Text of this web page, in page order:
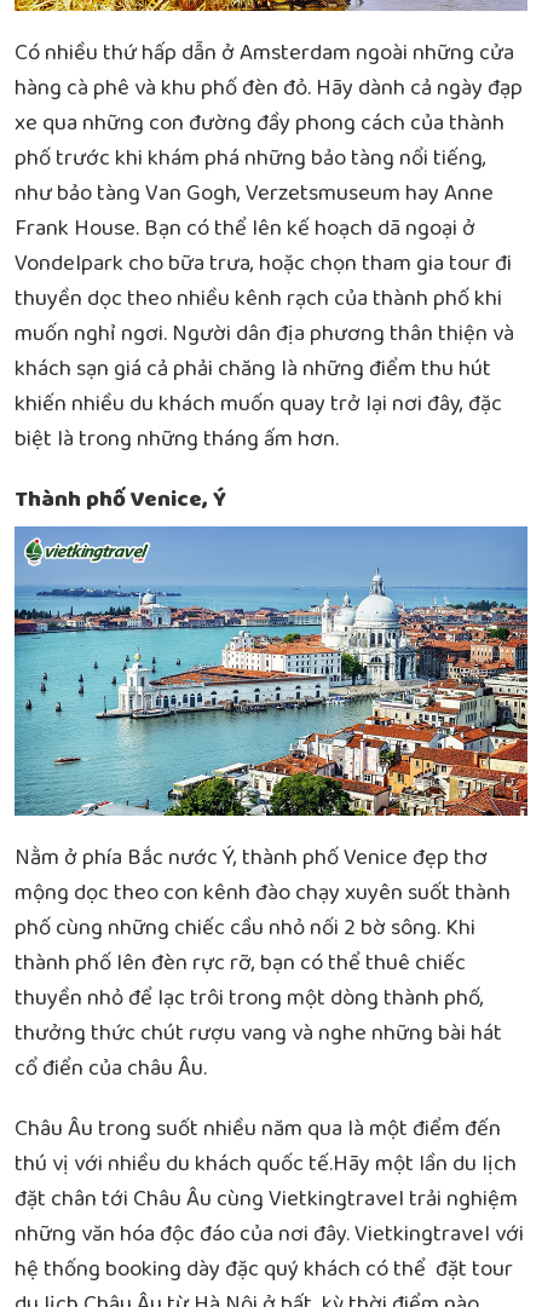
Có nhiều thứ hấp dẫn ở Amsterdam ngoài những cửa
hàng cà phê và khu phố đèn đỏ. Hãy dành cả ngày đạp
xe qua những con đường đầy phong cách của thành
phố trước khi khám phá những bảo tàng nổi tiếng,
như bảo tàng Van Gogh, Verzetsmuseum hay Anne
Frank House. Bạn có thể lên kế hoạch dã ngoại ở
Vondelpark cho bữa trưa, hoặc chọn tham gia tour đi
thuyền dọc theo nhiều kênh rạch của thành phố khi
muốn nghỉ ngơi. Người dân địa phương thân thiện và
khách sạn giá cả phải chăng là những điểm thu hút
khiến nhiều du khách muốn quay trở lại nơi đây, đặc
biệt là trong những tháng ấm hơn.
Thành phố Venice, Ý
Nằm ở phía Bắc nước Ý, thành phố Venice đẹp thơ
mộng dọc theo con kênh đào chạy xuyên suốt thành
phố cùng những chiếc cầu nhỏ nối 2 bờ sông. Khi
thành phố lên đèn rực rỡ, bạn có thể thuê chiếc
thuyền nhỏ để lạc trôi trong một dòng thành phố,
thưởng thức chút rượu vang và nghe những bài hát
cổ điển của châu Âu.
Châu Âu trong suốt nhiều năm qua là một điểm đến
thú vị với nhiều du khách quốc tế.Hãy một lần du lịch
đặt chân tới Châu Âu cùng Vietkingtravel trải nghiệm
những văn hóa độc đáo của nơi đây. Vietkingtravel với
hệ thống booking dày đặc quý khách có thể đặt tour